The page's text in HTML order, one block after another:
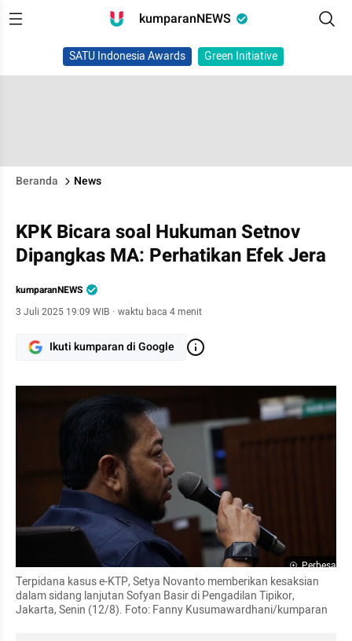
kumparanNEWS
SATU Indonesia Awards Green Initiative
Beranda News
KPK Bicara soal Hukuman Setnov
Dipangkas MA: Perhatikan Efek Jera
kumparanNEWS
3 Juli 2025 19:09 WIB · waktu baca 4 menit
Ikuti kumparan di Google
Perbesar
Terpidana kasus e-KTP, Setya Novanto memberikan kesaksian
dalam sidang lanjutan Sofyan Basir di Pengadilan Tipikor,
Jakarta, Senin (12/8). Foto: Fanny Kusumawardhani/kumparan